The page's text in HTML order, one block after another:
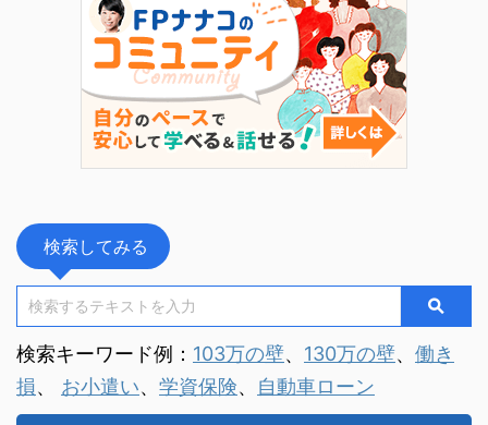
トでした。 今回のセミナーでは ...
の伴走を経
検索してみる
検索キーワード例： 103万の壁、 130万の壁、 働き
損、 お小遣い、 学資保険、 自動車ローン